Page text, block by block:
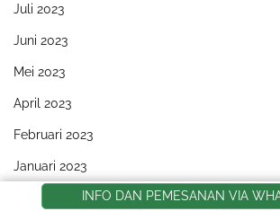
Juli 2023
Juni 2023
Mei 2023
April 2023
Februari 2023
Januari 2023
Desember 2022INFO DAN PEMESANAN VIA